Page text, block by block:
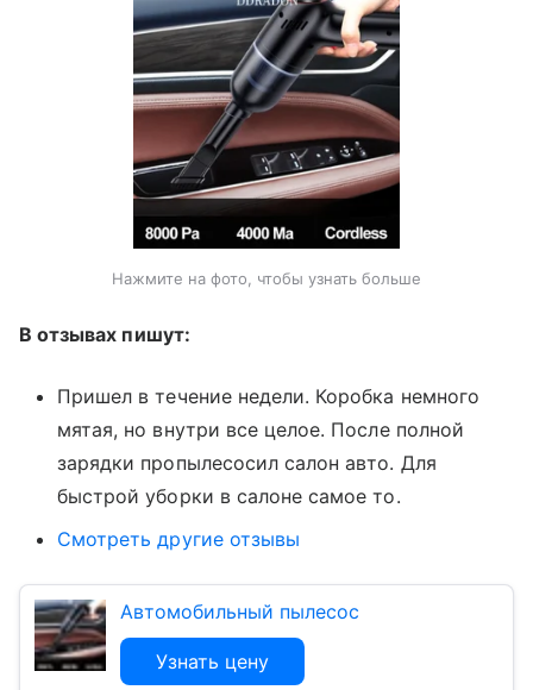
Нажмите на фото, чтобы узнать больше
В отзывах пишут:
Пришел в течение недели. Коробка немного
мятая, но внутри все целое. После полной
зарядки пропылесосил салон авто. Для
быстрой уборки в салоне самое то.
Смотреть другие отзывы
Автомобильный пылесос
Узнать цену